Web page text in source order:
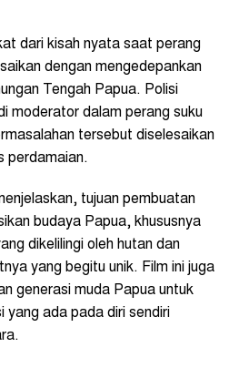
dari kisah nyata saat perang
dengan mengedepankan
Tengah Papua. Polisi
moderator dalam perang suku
tersebut diselesaikan
perdamaian.
tujuan pembuatan
budaya Papua, khususnya
dikelilingi oleh hutan dan
yang begitu unik. Film ini juga
generasi muda Papua untuk
yang ada pada diri sendiri